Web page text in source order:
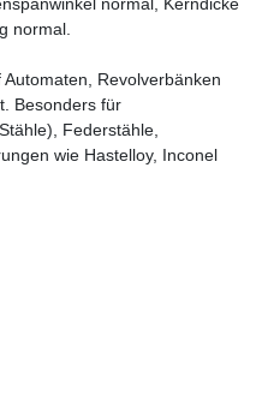
normal.
Revolverbänken
Besonders für
Federstähle,
wie Hastelloy, Inconel